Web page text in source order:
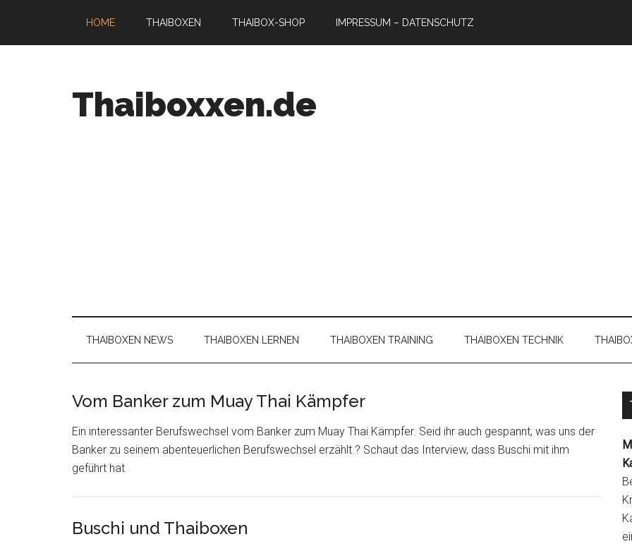
HOME THAIBOXEN THAIBOX-SHOP IMPRESSUM – DATENSCHUTZ
Thaiboxxen.de
THAIBOXEN NEWS THAIBOXEN LERNEN THAIBOXEN TRAINING THAIBOXEN TECHNIK
Vom Banker zum Muay Thai Kämpfer
Ein interessanter Berufswechsel vom Banker zum Muay Thai Kämpfer. Seid ihr auch gespannt, was uns der
Banker zu seinem abenteuerlichen Berufswechsel erzählt ? Schaut das Interview, dass Buschi mit ihm
geführt hat
Buschi und Thaiboxen